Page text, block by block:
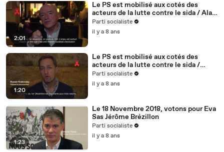
2:01
Le PS est mobilisé aux cotés des
acteurs de la lutte contre le sida / Alain
BONNINEAU, président de AIDES IDF /
4/5
Parti socialiste
il y a 8 ans
1:20
Le PS est mobilisé aux cotés des
acteurs de la lutte contre le sida /
Roman Krakovsky, président de
Séropotes - 3/5
Parti socialiste
il y a 8 ans
1:23
Le 18 Novembre 2018, votons pour Eva
Sas Jérôme Brézillon
Parti socialiste
il y a 8 ans